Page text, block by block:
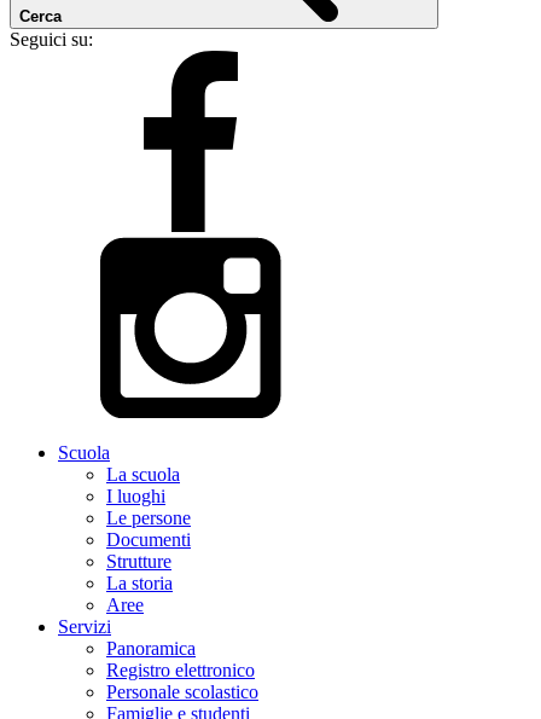
Cerca
Seguici su:
Scuola
La scuola
I luoghi
Le persone
Documenti
Strutture
La storia
Aree
Servizi
Panoramica
Registro elettronico
Personale scolastico
Famiglie e studenti